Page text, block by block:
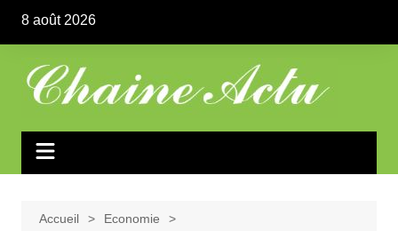
contenu
8 août 2026
Accueil
Economie